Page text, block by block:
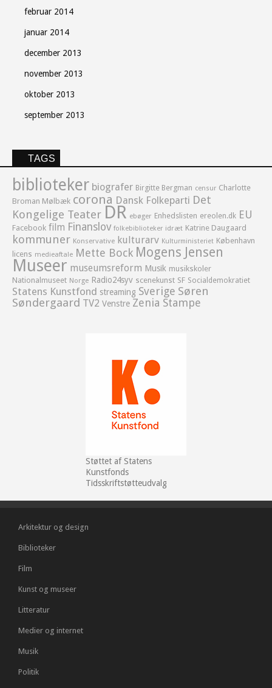
februar 2014
januar 2014
december 2013
november 2013
oktober 2013
september 2013
TAGS
biblioteker biografer Birgitte Bergman censur Charlotte
Broman Mølbæk corona Dansk Folkeparti Det
Kongelige Teater DR ebøger Enhedslisten ereolen.dk EU
Facebook film Finanslov folkebiblioteker idræt Katrine Daugaard
kommuner Konservative kulturarv Kulturministeriet København
licens medieaftale Mette Bock Mogens Jensen
Museer museumsreform Musik musikskoler
Nationalmuseet Norge Radio24syv scenekunst SF Socialdemokratiet
Statens Kunstfond streaming Sverige Søren
Søndergaard TV2 Venstre Zenia Stampe
Støttet af Statens
Kunstfonds
Tidsskriftstøtteudvalg
Arkitektur og design
Biblioteker
Film
Kunst og museer
Litteratur
Medier og internet
Musik
Politik